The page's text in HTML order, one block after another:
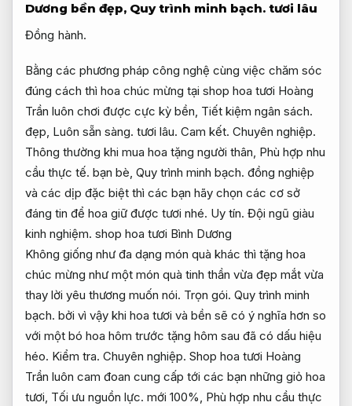
Dương bền đẹp, Quy trình minh bạch. tươi lâu
Đồng hành.
Bằng các phương pháp công nghệ cùng việc chăm sóc
đúng cách thì hoa chúc mừng tại shop hoa tươi Hoàng
Trần luôn chơi được cực kỳ bền, Tiết kiệm ngân sách.
đẹp, Luôn sẵn sàng. tươi lâu. Cam kết. Chuyên nghiệp.
Thông thường khi mua hoa tặng người thân, Phù hợp nhu
cầu thực tế. bạn bè, Quy trình minh bạch. đồng nghiệp
và các dịp đặc biệt thì các bạn hãy chọn các cơ sở
đáng tin để hoa giữ được tươi nhé. Uy tín. Đội ngũ giàu
kinh nghiệm. shop hoa tươi Bình Dương
Không giống như đa dạng món quà khác thì tặng hoa
chúc mừng như một món quà tinh thần vừa đẹp mắt vừa
thay lời yêu thương muốn nói. Trọn gói. Quy trình minh
bạch. bởi vì vậy khi hoa tươi và bền sẽ có ý nghĩa hơn so
với một bó hoa hôm trước tặng hôm sau đã có dấu hiệu
héo. Kiểm tra. Chuyên nghiệp. Shop hoa tươi Hoàng
Trần luôn cam đoan cung cấp tới các bạn những giỏ hoa
tươi, Tối ưu nguồn lực. mới 100%, Phù hợp nhu cầu thực